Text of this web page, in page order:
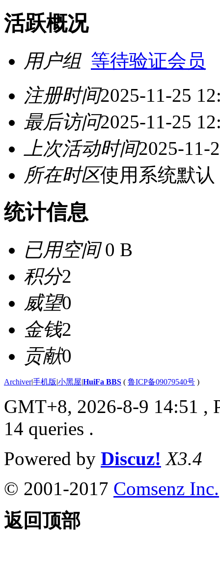
活跃概况
用户组 等待验证会员
注册时间2025-11-25
最后访问2025-11-25
上次活动时间2025-11-
所在时区使用系统默认
统计信息
已用空间0 B
积分2
威望0
金钱2
贡献0
Archiver|手机版|小黑屋|HuiFa BBS ( 鲁ICP备09079540号 )
GMT+8, 2026-8-9 14:51 ,
14 queries .
Powered by Discuz! X3.4
© 2001-2017 Comsenz Inc.
返回顶部